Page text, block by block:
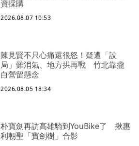
資採購
2026.08.07 10:53
陳見賢不只心痛還很怒！疑遭「設
局」難消氣、地方拱再戰 竹北靠攏
白營留懸念
2026.08.05 18:34
朴寶劍再訪高雄騎到YouBike了 揪惠
利朝聖「寶劍樹」合影